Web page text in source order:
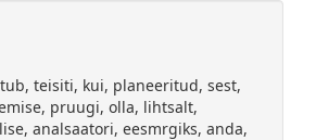
tekspidamine, vastavalt, nendest, prdumistest, tekspidamisele, vastavate, arvule, mluprdusi, kehtib, kehti, krgemal, jrjestuses, kvalitatiivse, selgus, hegi, htegi, lhtuvalt, selgemaks, kompaktsem, kuju, sellisele, hoiatusele, esitatakse, lukkudeta, eraldi, ridadel, koos, sellega, kuvatakse, lukuhulk, asemel, kompaktsemas, hoiatuses, mluprduste, lukke, implementatsioonsee, moditseerib, esimene, jaotis, selgitab, phjendab, tehnoloogilisi, valikuid, muudetud, arhitektuuri, loodud, konkreetset, parandamiseks, kasutatud, neljas, kttesaadav, jooksutada, tehnoloogilised, valikud, riista, arendamiseks, programmeerimiskeelt, ob, jektorienteeritud, paradigma, esitada, loomulikul, kujul, jektidena, virtuaalmasina, erineval, riistvaral, operatsioonissteemidel, hlpsalt, kasutusel, gradle, konstruktor, hallata, sltuvusi, lihtsustab, kasutamist, neile, google, guava, teeki, andmeid, lhemal, selgemal, programmeerimiskeskkond, intellij, stiili, soovitusi, mugavat, dokumentatsiooni, lugemist, tstab, efektiivsust, lpetades, alustatud, kiire, klahvikombinatsiooni, ide, paranenud, lhikese, realise, asukoht, potentsiaalne, muutujale, praegusel, juhul, regioon, mrgitud, regioonide, eraldatud, mingis, regioonis, kikidel, prdustel, regiooni, turvalised, sisalda, parandatav, aspekt, paistab, muutmata, nimelt, kirjutamisel, lugemisel, ohtlikud, julgelt, hoiatusest, jtta, hoiatus, loetavam, tal, varakult, koodirea, kahel, eeldades, suuremalt, jaolt, vita, lhema, toimuvad, samas, samade, lukkudega, tulemuseks, varasema, kuue, vormistuse, poolitatud, niliselt, kolm, arhitektuur, algoritm, lahendus, jab, parameetrina, joonisele, vastavat, lisa, sisse, moodustatakse, jekt, igast, sellisest, jektist, identi